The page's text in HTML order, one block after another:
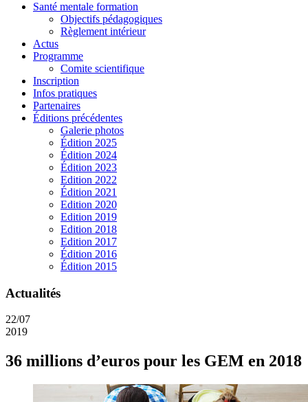
Santé mentale formation
Objectifs pédagogiques
Règlement intérieur
Actus
Programme
Comite scientifique
Inscription
Infos pratiques
Partenaires
Éditions précédentes
Galerie photos
Édition 2025
Édition 2024
Édition 2023
Edition 2022
Édition 2021
Edition 2020
Edition 2019
Edition 2018
Edition 2017
Édition 2016
Édition 2015
Actualités
22/07
2019
36 millions d’euros pour les GEM en 2018